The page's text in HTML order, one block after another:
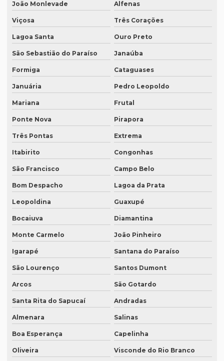
Empresa de tradução de patentes em porto alegre
Empresa de tradução profissional
Empresa tradução rio de janeiro
Empresa de tradução rj
Empresa de tradução em são paulo
Empresa de tradução simultanea
Empresa de tradução simultânea para teams
Empresa de tradução simultânea para teams em campinas
Empresa de tradução simultânea para teams em recife
Empresa de tradução simultânea para zoom
Empresa de tradução simultânea para zoom em curitiba
Empresa de tradução simultânea para zoom em sp
Empresa tradução site
Empresa de tradução de sites em inglês
Empresa de tradução sp
Empresa de tradução técnica
Empresa tradutora juramentada
João Monlevade Alfenas
Viçosa Três Corações
Lagoa Santa Ouro Preto
São Sebastião do Paraíso Janaúba
Formiga Cataguases
Januária Pedro Leopoldo
Mariana Frutal
Ponte Nova Pirapora
Três Pontas Extrema
Itabirito Congonhas
São Francisco Campo Belo
Bom Despacho Lagoa da Prata
Leopoldina Guaxupé
Bocaiuva Diamantina
Monte Carmelo João Pinheiro
Igarapé Santana do Paraíso
São Lourenço Santos Dumont
Arcos São Gotardo
Santa Rita do Sapucaí Andradas
Almenara Salinas
Boa Esperança Capelinha
Oliveira Visconde do Rio Branco